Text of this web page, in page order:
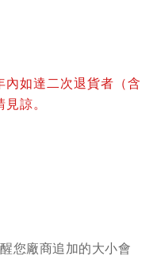
內如達二次退貨者（含
諒。
醒您廠商追加的大小會